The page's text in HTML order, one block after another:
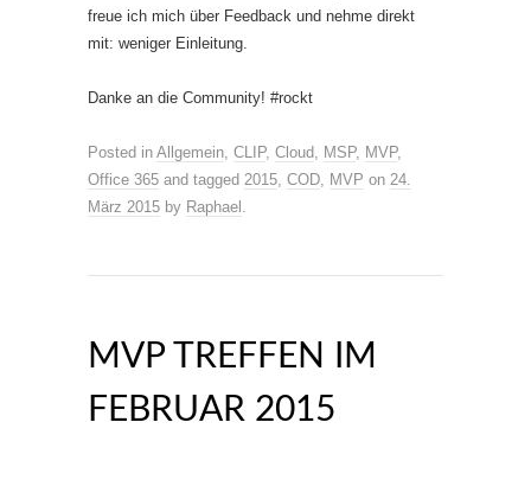
freue ich mich über Feedback und nehme direkt
mit: weniger Einleitung.
Danke an die Community! #rockt
Posted in Allgemein, CLIP, Cloud, MSP, MVP,
Office 365 and tagged 2015, COD, MVP on 24.
März 2015 by Raphael .
MVP TREFFEN IM
FEBRUAR 2015